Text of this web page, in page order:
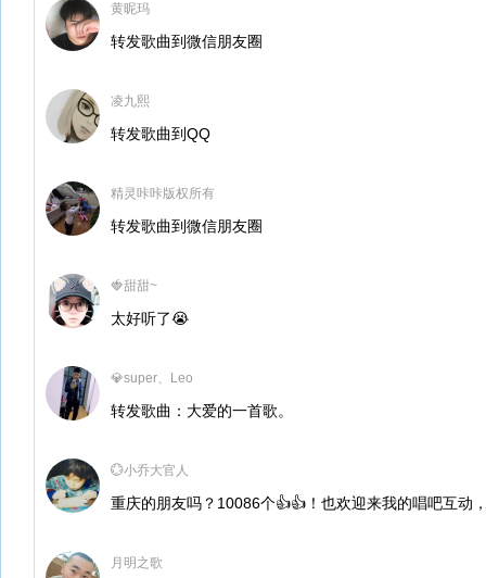
黄昵玛
转发歌曲到微信朋友圈
凌九熙
转发歌曲到QQ
精灵咔咔版权所有
转发歌曲到微信朋友圈
🍓甜甜~
太好听了😭
💎super、Leo
转发歌曲：大爱的一首歌。
💮小乔大官人
重庆的朋友吗？10086个👍👍！也欢迎来我的唱吧互动
月明之歌